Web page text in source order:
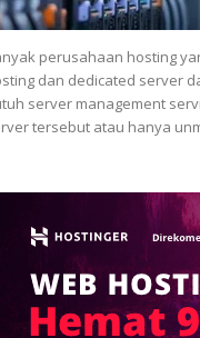
perusahaan hosting
dan dedicated server
server management
tersebut atau hanya